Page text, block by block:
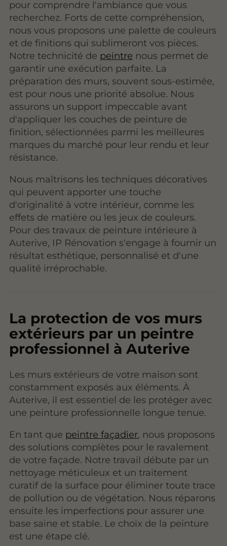
pour comprendre l'ambiance que vous
recherchez. Forts de cette compréhension,
nous vous proposons une palette de couleurs
et de finitions qui sublimeront vos pièces.
Notre technicité de peintre nous permet de
garantir une exécution parfaite. La
préparation des murs, souvent sous-estimée,
est pour nous une priorité absolue. Nous
assurons un support impeccable avant
d'appliquer les couches de peinture de
finition, sélectionnées parmi les meilleures
marques du marché pour leur rendu et leur
résistance.
Nous maîtrisons les techniques décoratives
qui peuvent apporter une touche
d'originalité à votre intérieur, comme les
effets de matière ou les jeux de couleurs.
Pour des travaux de peinture intérieure à
Auterive, IP Rénovation s'engage à fournir un
résultat esthétique, personnalisé et d'une
qualité irréprochable.
La protection de vos murs
extérieurs par un peintre
professionnel à Auterive
Les murs extérieurs de votre maison sont
constamment exposés aux éléments. À
Auterive, il est essentiel de les protéger avec
une peinture professionnelle longue tenue.
En tant que peintre façadier, nous proposons
des solutions complètes pour le ravalement
de votre façade. Notre travail débute par un
nettoyage méticuleux et un traitement
curatif de la surface pour éliminer toute trace
de pollution ou de végétation. Nous réparons
ensuite les imperfections pour assurer une
base saine et stable. Le choix de la peinture
est une étape clé.